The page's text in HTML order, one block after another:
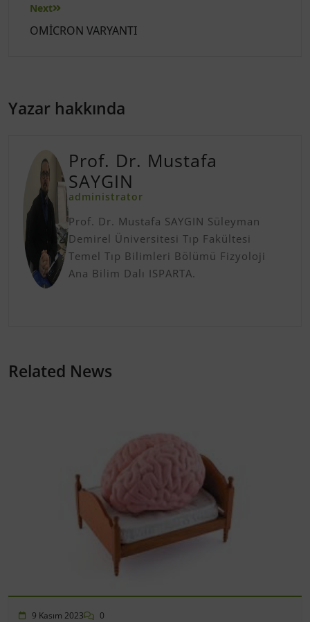
Next
OMİCRON VARYANTI
Yazar hakkında
Prof. Dr. Mustafa
SAYGIN
administrator
Prof. Dr. Mustafa SAYGIN Süleyman
Demirel Üniversitesi Tıp Fakültesi
Temel Tıp Bilimleri Bölümü Fizyoloji
Ana Bilim Dalı ISPARTA.
Related News
9 Kasım 2023 0